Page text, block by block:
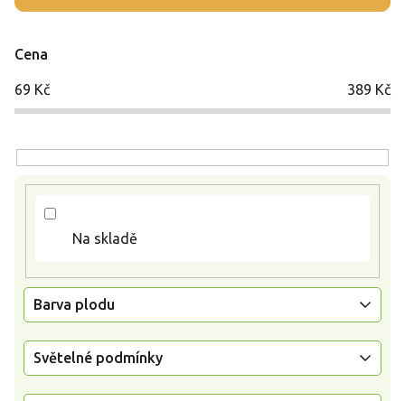
Cena
69 Kč 389 Kč
Na skladě
Barva plodu
Světelné podmínky
s
p
u